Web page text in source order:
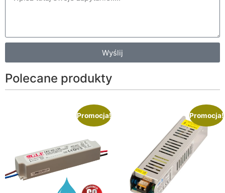
Wyślij
Polecane produkty
Promocja! Promocja!